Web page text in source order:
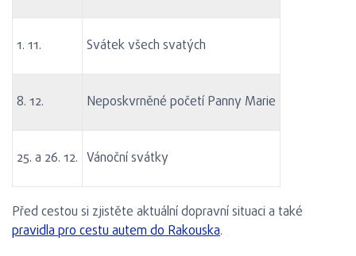
1. 11. Svátek všech svatých
8. 12. Neposkvrněné početí Panny Marie
25. a 26. 12. Vánoční svátky
Před cestou si zjistěte aktuální dopravní situaci a také
pravidla pro cestu autem do Rakouska.